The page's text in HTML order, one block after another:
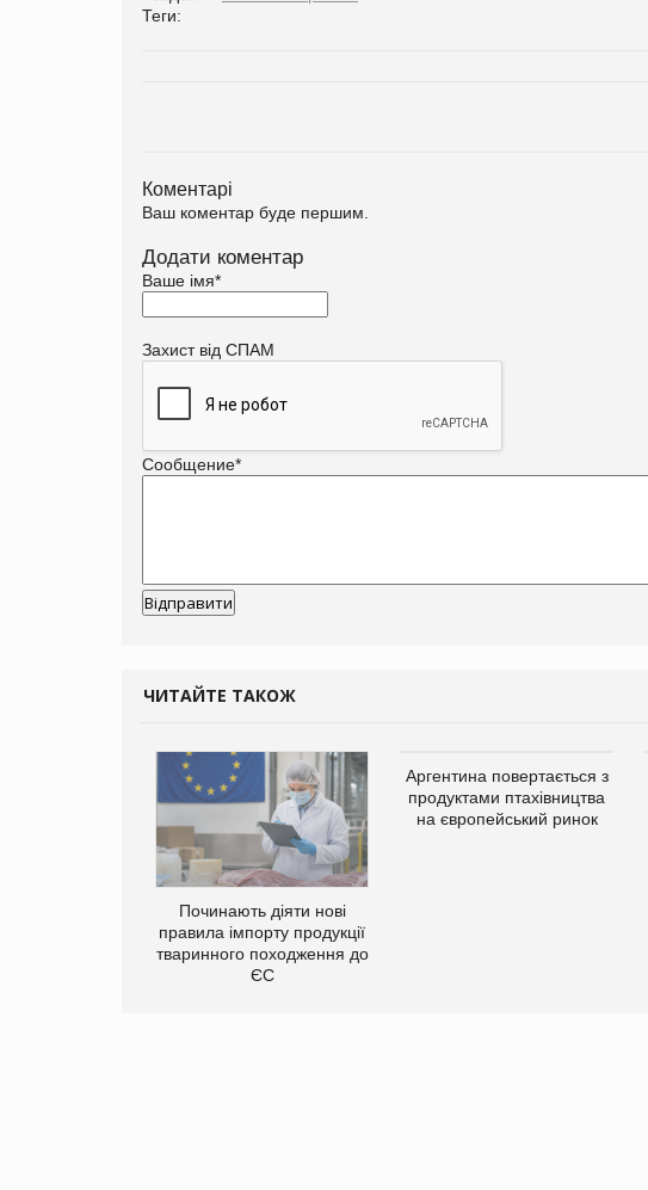
Теги:
Коментарі
Ваш коментар буде першим.
Додати коментар
Ваше імя*
Захист від СПАМ
Сообщение*
ЧИТАЙТЕ ТАКОЖ
Починають діяти нові
правила імпорту продукції
тваринного походження до
ЄС
Аргентина повертається з
продуктами птахівництва
на європейський ринок